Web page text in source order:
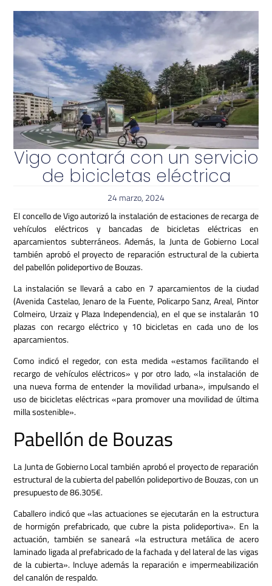
Vigo contará con un servicio
de bicicletas eléctrica
24 marzo, 2024
El concello de Vigo autorizó la instalación de estaciones de recarga de
vehículos eléctricos y bancadas de bicicletas eléctricas en
aparcamientos subterráneos. Además, la Junta de Gobierno Local
también aprobó el proyecto de reparación estructural de la cubierta
del pabellón polideportivo de Bouzas.
La instalación se llevará a cabo en 7 aparcamientos de la ciudad
(Avenida Castelao, Jenaro de la Fuente, Policarpo Sanz, Areal, Pintor
Colmeiro, Urzaiz y Plaza Independencia), en el que se instalarán 10
plazas con recargo eléctrico y 10 bicicletas en cada uno de los
aparcamientos.
Como indicó el regedor, con esta medida «estamos facilitando el
recargo de vehículos eléctricos» y por otro lado, «la instalación de
una nueva forma de entender la movilidad urbana», impulsando el
uso de bicicletas eléctricas «para promover una movilidad de última
milla sostenible».
Pabellón de Bouzas
La Junta de Gobierno Local también aprobó el proyecto de reparación
estructural de la cubierta del pabellón polideportivo de Bouzas, con un
presupuesto de 86.305€.
Caballero indicó que «las actuaciones se ejecutarán en la estructura
de hormigón prefabricado, que cubre la pista polideportiva». En la
actuación, también se saneará «la estructura metálica de acero
laminado ligada al prefabricado de la fachada y del lateral de las vigas
de la cubierta». Incluye además la reparación e impermeabilización
del canalón de respaldo.